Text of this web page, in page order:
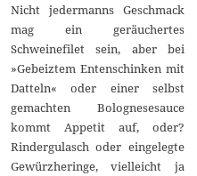
Nicht jedermanns Geschmack
mag ein geräuchertes
Schweinefilet sein, aber bei
»Gebeiztem Entenschinken mit
Datteln« oder einer selbst
gemachten Bolognesesauce
kommt Appetit auf, oder?
Rindergulasch oder eingelegte
Gewürzheringe, vielleicht ja